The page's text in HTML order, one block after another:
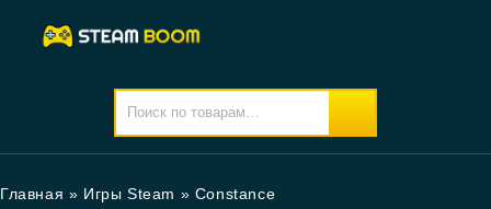
Главная » Игры Steam » Constance